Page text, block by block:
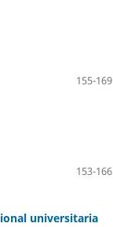
155-169
153-166
universitaria